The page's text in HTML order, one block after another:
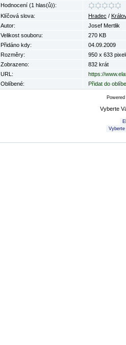
Hodnocení (1 hlas(ů)):
Klíčová slova:
Hradec /
Autor:
Josef Mertlik
Velikost souboru:
270 KB
Přidáno kdy:
04.09.2009
Rozměry:
950 x 633
Zobrazeno:
832 krát
URL:
https://
Oblíbené:
Přidat do
Vyberte